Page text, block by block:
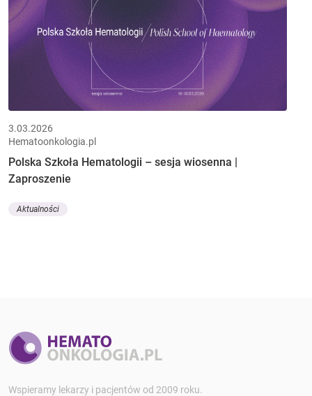
3.03.2026
Hematoonkologia.pl
Polska Szkoła Hematologii – sesja wiosenna |
Zaproszenie
Aktualności
Wspieramy lekarzy i pacjentów od 2009 roku.